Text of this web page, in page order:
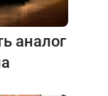
аналог